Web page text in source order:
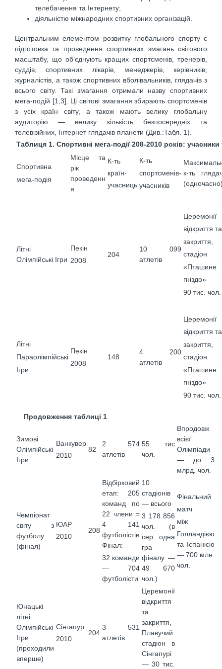
телебачення та Інтернету;
діяльністю міжнародних спортивних організацій.
Центральним елементом розвитку глобального спорту є
підготовка та проведення спортивних змагань світового
масштабу, що об’єднують кращих спортсменів, тренерів,
суддів, спортивних лікарів, менеджерів, керівників,
журналістів, а також спортивних вболівальників, глядачів з
всього світу. Такі змагання отримали назву спортивних
мега-подій [1,3]. Ці світові змагання збирають спортсменів
з усіх країн світу, а також мають велику глобальну
аудиторію — велику кількість безпосередніх та
телевізійних, Інтернет глядачів планети (Див.:Табл. 1).
Таблиця 1. Спортивні мега-події 208-2010 років: учасники
Спортивна
мега-подія
Місце та
рік
проведенн
я
К-ть
країн-
учасниць
К-ть
спортсменів-
учасників
к-ть
Літні
Олімпійські Ігри
Пекін
2008
204
10 099
атлетів
Церемонії
відкриття та
закриття,
стадіон
«Пташине
гніздо»
90 тис. чол.
Літні
Параолімпійські
Ігри
Пекін
2008
148
4 200
атлетів
Церемонії
відкриття та
закриття,
стадіон
«Пташине
гніздо»
90 тис. чол.
Продовження таблиці 1
Зимові
Олімпійські
Ігри
Ванкувер
2010
82
2 574
атлетів
55 тис
чол.
Впродовж
всієї
Олімпіади
— до 3
млрд. чол.
Чемпіонат
світу з
футболу
(фінал)
ЮАР
2010
208
Відбірковий
етап: 205
команд по
22 члени =
4 141
футболістів
Фінал:
32 команди
— 704
футболісти
10
стадіонів
— всього
3 178 856
чол. (в
сер. одна
гра
фіналу —
49 670
чол.)
Фінальний
матч
між
Голландією
та Іспанією
— 700 млн.
чол.
Юнацькі
літні
Олімпійські
Ігри
(проходили
вперше)
Сінгапур
2010
204
3 531
атлетів
Церемонії
відкриття
та
закриття,
Плавучий
стадіон в
Сінгапурі
— 30 тис.